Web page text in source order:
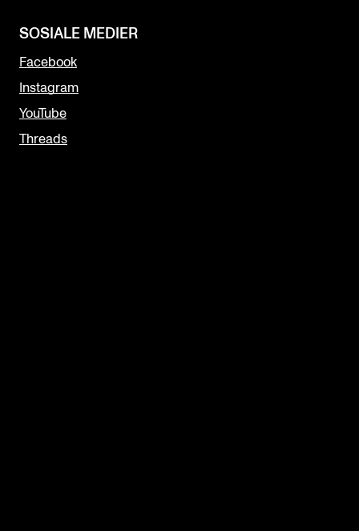
SOSIALE MEDIER
Facebook
Instagram
YouTube
Threads